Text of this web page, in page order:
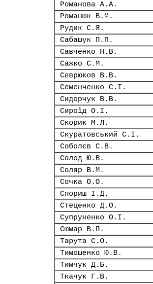
Романова А.А.
Романюк В.М.
Рудик С.Я.
Сабашук П.П.
Савченко Н.В.
Сажко С.М.
Севрюков В.В.
Семенченко С.І.
Сидорчук В.В.
Сироїд О.І.
Скорик М.Л.
Скуратовський С.І.
Соболєв С.В.
Солод Ю.В.
Соляр В.М.
Сочка О.О.
Спориш І.Д.
Стеценко Д.О.
Супруненко О.І.
Сюмар В.П.
Тарута С.О.
Тимошенко Ю.В.
Тимчук Д.Б.
Ткачук Г.В.